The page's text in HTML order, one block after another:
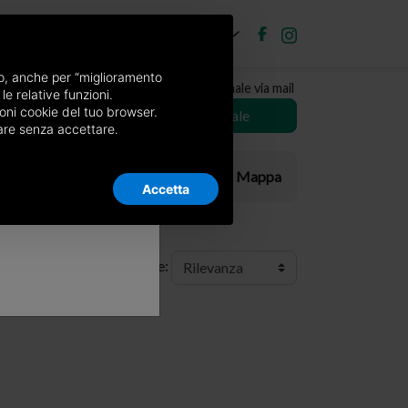
Ricevi copia del giornale via mail
Scegli giornale
Elenco Mappa
Ordine:
anche per “miglioramento
relative funzioni.
cookie del tuo browser.
senza accettare.
Accetta